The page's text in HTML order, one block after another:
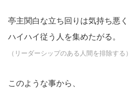
亭主関白な立ち回りは気持ち悪く
ハイハイ従う人を集めたがる。
（リーダーシップのある人間を排除する）
このような事から、